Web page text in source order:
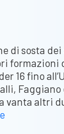
di sosta
formazioni
16 fino
Faggiano
vanta altri
Primavera,